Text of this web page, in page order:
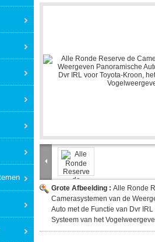
Grote Afbeelding : Alle Ronde
Camerasystemen van de
Auto met de Functie van Dvr
Systeem van het